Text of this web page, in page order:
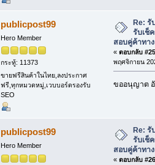
publicpost99
Hero Member
กระทู้: 11373
ขายฟรีสินค้าในไทย,ลงประกาศ
ฟรี,ทุกหมวดหมู่,เวบบอร์ดรองรับ
SEO
Re: รั
รับเช็
สอบคู่ค้าทา
« ตอบกลับ
พฤศจิกายน
ขออนุญาต
publicpost99
Hero Member
Re:
รับเช็
สอบคู่ค้าทา
« ตอบกลับ